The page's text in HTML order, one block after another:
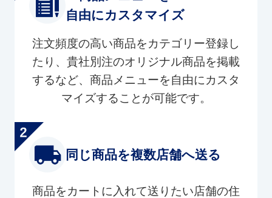
自由にカスタマイズ
注文頻度の高い商品をカテゴリー登録し
たり、貴社別注のオリジナル商品を掲載
するなど、商品メニューを自由にカスタ
マイズすることが可能です。
同じ商品を複数店舗へ送る
商品をカートに入れて送りたい店舗の住